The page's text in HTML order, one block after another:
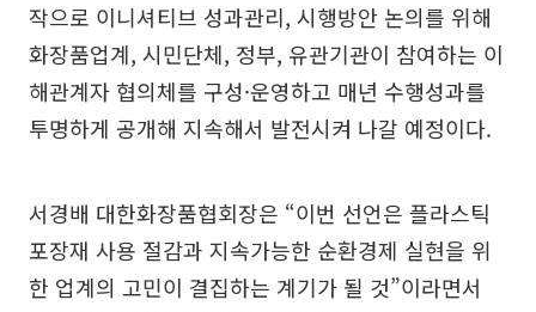
작으로 이니셔티브 성과관리, 시행방안 논의를 위해
화장품업계, 시민단체, 정부, 유관기관이 참여하는 이
해관계자 협의체를 구성·운영하고 매년 수행성과를
투명하게 공개해 지속해서 발전시켜 나갈 예정이다.
서경배 대한화장품협회장은 “이번 선언은 플라스틱
포장재 사용 절감과 지속가능한 순환경제 실현을 위
한 업계의 고민이 결집하는 계기가 될 것”이라면서